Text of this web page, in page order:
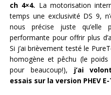
ch 4×4. La motorisation
temps une exclusivité DS 9,
nous précise juste qu’elle
performante pour offrir plus
Si j’ai brièvement testé le
homogène et pêchu (le
pour beaucoup!), j’ai
essais sur la version PHEV